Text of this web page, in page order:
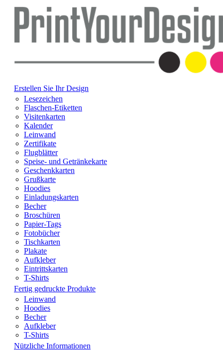
Erstellen Sie Ihr Design
Lesezeichen
Flaschen-Etiketten
Visitenkarten
Kalender
Leinwand
Zertifikate
Flugblätter
Speise- und Getränkekarte
Geschenkkarten
Grußkarte
Hoodies
Einladungskarten
Becher
Broschüren
Papier-Tags
Fotobücher
Tischkarten
Plakate
Aufkleber
Eintrittskarten
T-Shirts
Fertig gedruckte Produkte
Leinwand
Hoodies
Becher
Aufkleber
T-Shirts
Nützliche Informationen